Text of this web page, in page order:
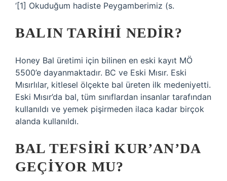
‘[1] Okuduğum hadiste Peygamberimiz (s.
BALIN TARIHI NEDIR?
Honey Bal üretimi için bilinen en eski kayıt MÖ
5500’e dayanmaktadır. BC ve Eski Mısır. Eski
Mısırlılar, kitlesel ölçekte bal üreten ilk medeniyetti.
Eski Mısır’da bal, tüm sınıflardan insanlar tarafından
kullanıldı ve yemek pişirmeden ilaca kadar birçok
alanda kullanıldı.
BAL TEFSIRI KUR’AN’DA
GEÇIYOR MU?